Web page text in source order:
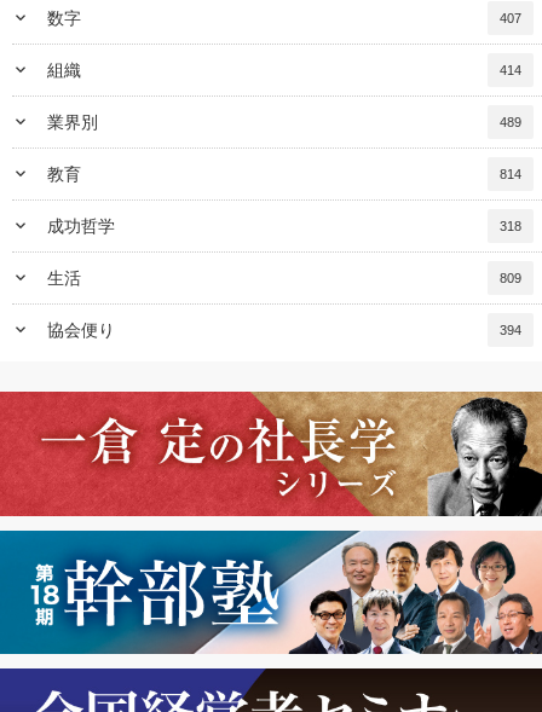
keyboard_arrow_down 数字 407
keyboard_arrow_down 組織 414
keyboard_arrow_down 業界別 489
keyboard_arrow_down 教育 814
keyboard_arrow_down 成功哲学 318
keyboard_arrow_down 生活 809
keyboard_arrow_down 協会便り 394